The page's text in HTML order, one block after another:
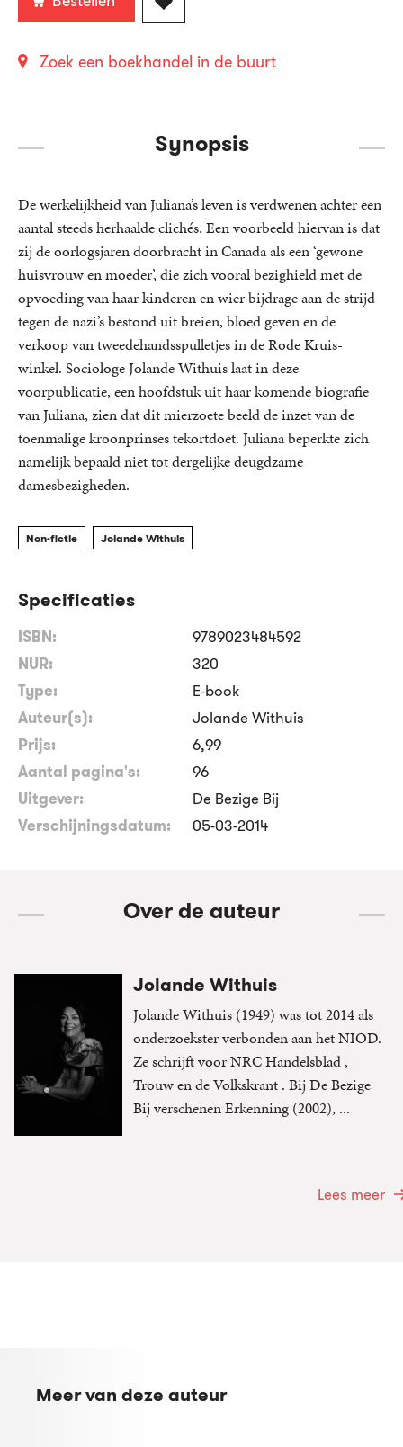
Zoek een boekhandel in de buurt
Synopsis
De werkelijkheid van Juliana’s leven is verdwenen achter een
aantal steeds herhaalde clichés. Een voorbeeld hiervan is dat
zij de oorlogsjaren doorbracht in Canada als een ‘gewone
huisvrouw en moeder’, die zich vooral bezighield met de
opvoeding van haar kinderen en wier bijdrage aan de strijd
tegen de nazi’s bestond uit breien, bloed geven en de
verkoop van tweedehandsspulletjes in de Rode Kruis-
winkel. Sociologe Jolande Withuis laat in deze
voorpublicatie, een hoofdstuk uit haar komende biografie
van Juliana, zien dat dit mierzoete beeld de inzet van de
toenmalige kroonprinses tekortdoet. Juliana beperkte zich
namelijk bepaald niet tot dergelijke deugdzame
damesbezigheden.
Non-fictie Jolande Withuis
Specificaties
ISBN:
9789023484592
NUR:
320
Type:
E-book
Auteur(s):
Jolande Withuis
Prijs:
6,99
Aantal pagina's:
96
Uitgever:
De Bezige Bij
Verschijningsdatum:
05-03-2014
Over de auteur
Jolande Withuis
Jolande Withuis (1949) was tot 2014 als
onderzoekster verbonden aan het NIOD.
Ze schrijft voor NRC Handelsblad ,
Trouw en de Volkskrant . Bij De Bezige
Bij verschenen Erkenning (2002), ...
Lees meer
Meer van deze auteur